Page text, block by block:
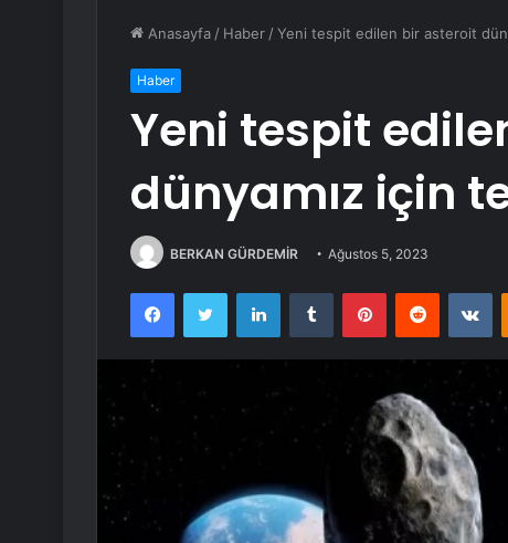
Anasayfa / Haber /Yeni tespit edilen bir asteroit
Haber
Yeni tespit
dünyamız için
BERKAN GÜRDEMİR Ağustos 5, 2023
FacebookTwitter LinkedInTumblr PinterestReddit